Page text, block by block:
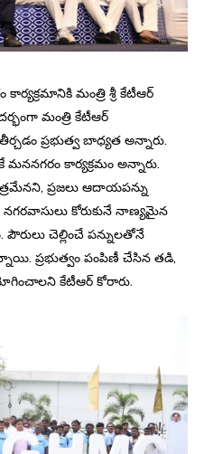
మంత్రి శ్రీ కేటీఆర్
మంత్రి కేటీఆర్
ప్రభుత్వ బాధ్యత అన్నారు.
కార్యక్రమం అన్నారు.
ప్రజలు ఆదాయపన్ను
కోరుకునే నాణ్యమైన
పౌరులు చెల్లించే పన్నులతోనే
ప్రభుత్వం పంపిణీ చేసిన తడి,
కేటీఆర్ కోరారు.